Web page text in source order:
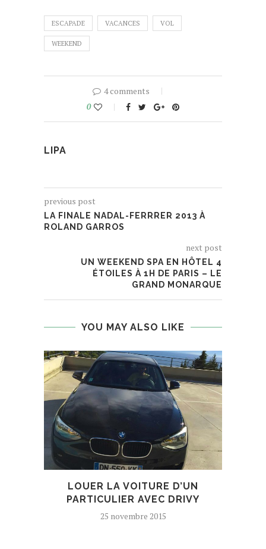
ESCAPADE VACANCES VOL
WEEKEND
4 comments
0
LIPA
previous post
LA FINALE NADAL-FERRRER 2013 À
ROLAND GARROS
next post
UN WEEKEND SPA EN HÔTEL 4
ÉTOILES À 1H DE PARIS – LE
GRAND MONARQUE
YOU MAY ALSO LIKE
LOUER LA VOITURE D’UN
PARTICULIER AVEC DRIVY
25 novembre 2015